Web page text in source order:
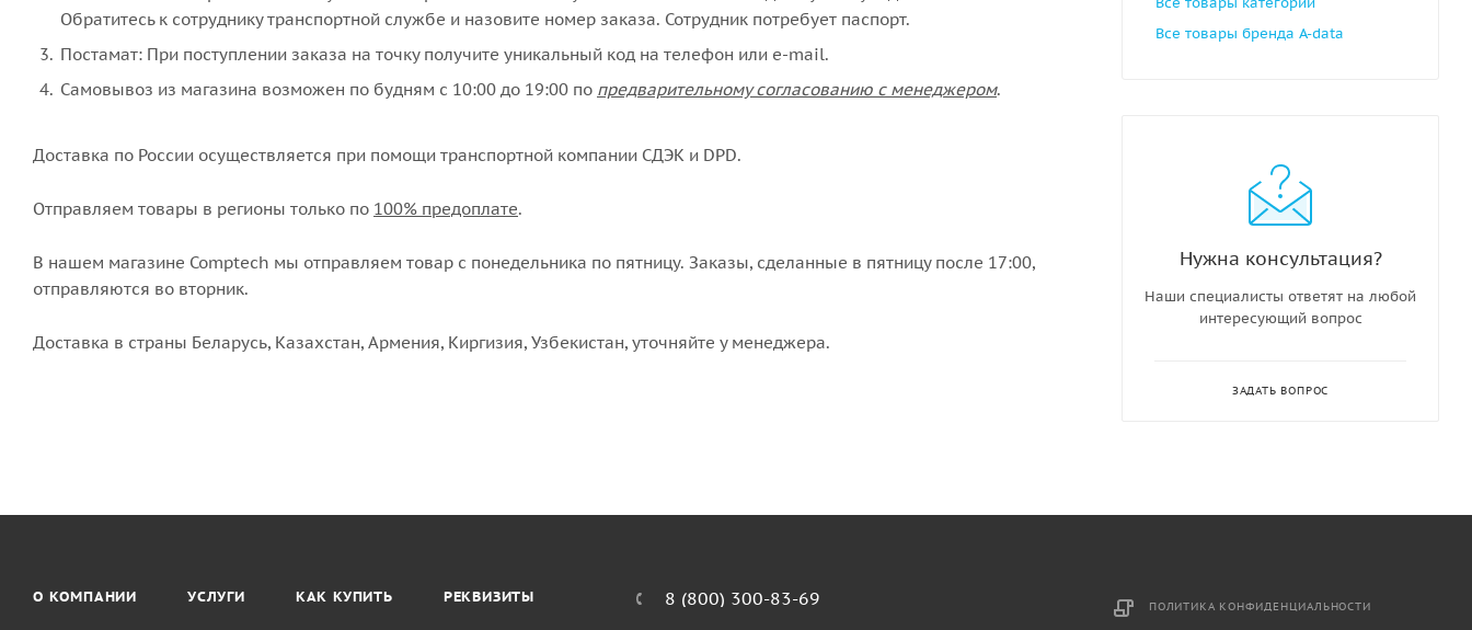
Обратитесь к сотруднику транспортной службе и назовите номер заказа. Сотрудник потребует паспорт.
Постамат: При поступлении заказа на точку получите уникальный код на телефон или e-mail.
Самовывоз из магазина возможен по будням с 10:00 до 19:00 по предварительному согласованию с менеджером.
Доставка по России осуществляется при помощи транспортной компании СДЭК и DPD.
Отправляем товары в регионы только по 100% предоплате.
В нашем магазине Comptech мы отправляем товар с понедельника по пятницу. Заказы, сделанные в пятницу после 17:00,
отправляются во вторник.
Доставка в страны Беларусь, Казахстан, Армения, Киргизия, Узбекистан, уточняйте у менеджера.
Все товары бренда A-data
Нужна консультация?
Наши специалисты ответят на любой
интересующий вопрос
ЗАДАТЬ ВОПРОС
О КОМПАНИИ УСЛУГИ КАК КУПИТЬ РЕКВИЗИТЫ 8 (800) 300-83-69 ПОЛИТИКА КОНФИДЕНЦИАЛЬНОСТИ